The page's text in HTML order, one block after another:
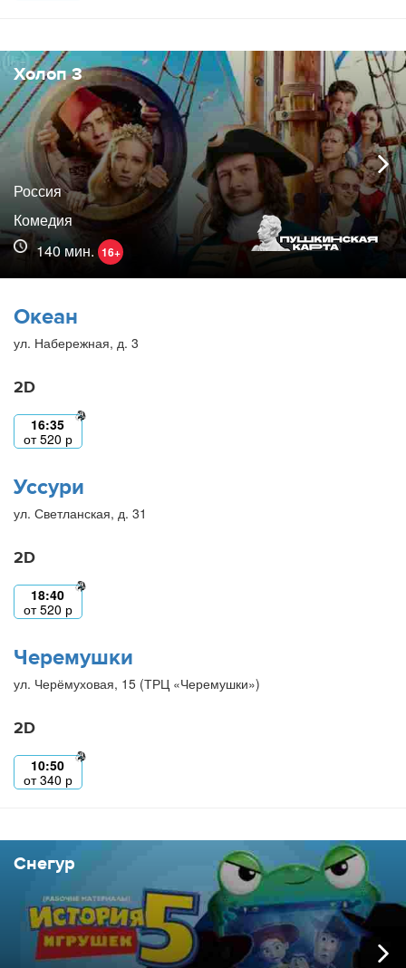
Холоп 3
Россия
Комедия
140 мин. 16+
Океан
ул. Набережная, д. 3
2D
16:35
от520 р
Уссури
ул. Светланская, д. 31
2D
18:40
от520 р
Черемушки
ул. Черёмуховая, 15 (ТРЦ «Черемушки»)
2D
10:50
от340 р
Снегур